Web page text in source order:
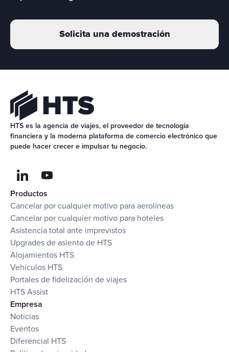
Solicita una demostración
HTS es la agencia de viajes, el proveedor de tecnología
financiera y la moderna plataforma de comercio electrónico que
puede hacer crecer e impulsar tu negocio.
Productos
Cancelar por cualquier motivo para aerolíneas
Cancelar por cualquier motivo para hoteles
Asistencia total ante imprevistos
Upgrades de asiento de HTS
Alojamientos HTS
Vehículos HTS
Portales de fidelización de viajes
HTS Assist
Empresa
Noticias
Eventos
Diferencial HTS